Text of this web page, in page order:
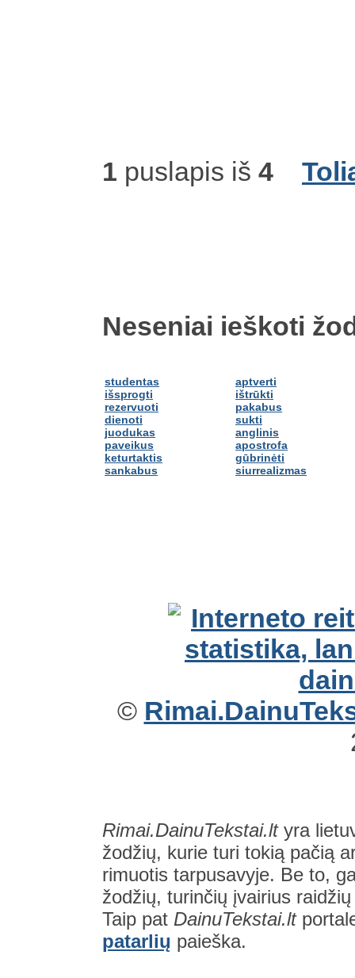
1 puslapis iš 4
Neseniai ieškoti
studentas
išsprogti
rezervuoti
dienoti
juodukas
paveikus
keturtaktis
sankabus
aptverti
ištrūkti
pakabus
sukti
anglinis
apostrofa
gūbrinėti
siurrealizmas
©
Rimai.DainuTekstai.ltyra
žodžių, kurie turi tokią pačią
rimuotis tarpusavyje. Be to,
žodžių, turinčių įvairius
Taip pat DainuTekstai.lt
patarlių paieška.